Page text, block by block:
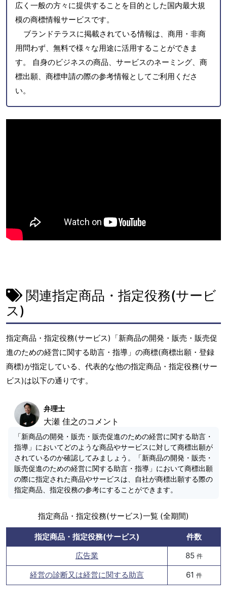
広く一般の方々に提供することを目的とした国内最大規
模の商標情報サービスです。
ブランドテラスに掲載されている情報は、商用・非商
用問わず、無料で様々な用途に活用することができま
す。 自身のビジネスの商品、サービスのネーミング、商
標出願、商標申請の際の参考情報としてご利用くださ
い。
関連指定商品・指定役務(サービ
ス)
指定商品・指定役務(サービス)「新商品の開発・販売・販売促
進のための経営に関する助言・指導」の商標(商標出願・登録
商標)が指定している、代表的な他の指定商品・指定役務(サー
ビス)は以下の通りです。
弁理士
大瀬 佳之のコメント
「新商品の開発・販売・販売促進のための経営に関する助言・
指導」においてどのような商品やサービスに対して商標出願が
されているのか確認してみましょう。「新商品の開発・販売・
販売促進のための経営に関する助言・指導」において商標出願
の際に指定された商品やサービスは、自社が商標出願する際の
指定商品、指定役務の参考にすることができます。
指定商品・指定役務(サービス)一覧 (全期間)
指定商品・指定役務(サービス)
件数
広告業
85 件
経営の診断又は経営に関する助言 61 件